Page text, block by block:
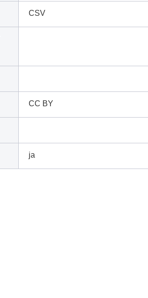
CSV
CC BY
ja